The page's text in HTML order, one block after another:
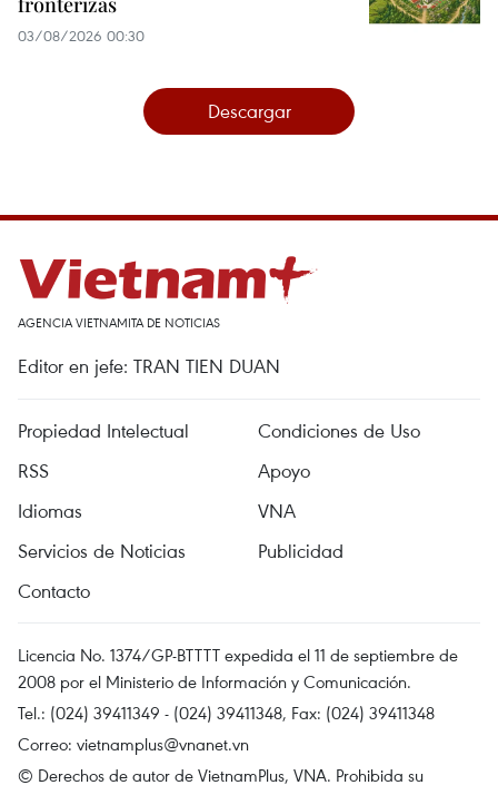
03/08/2026 00:30
Descargar
AGENCIA VIETNAMITA DE NOTICIAS
Editor en jefe: TRAN TIEN DUAN
Propiedad Intelectual
Condiciones de Uso
RSS
Apoyo
Idiomas
VNA
Servicios de Noticias
Publicidad
Contacto
Licencia No. 1374/GP-BTTTT expedida el 11 de septiembre de
2008 por el Ministerio de Información y Comunicación.
Tel.: (024) 39411349 - (024) 39411348, Fax: (024) 39411348
Correo: vietnamplus@vnanet.vn
© Derechos de autor de VietnamPlus, VNA. Prohibida su